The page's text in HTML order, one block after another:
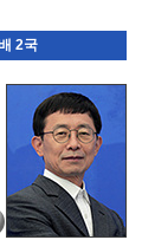
2국